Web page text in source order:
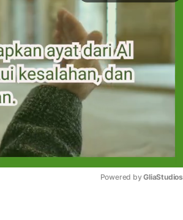
Powered by GliaStudios